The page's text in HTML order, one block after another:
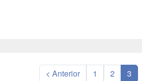
< Anterior 1 2 3